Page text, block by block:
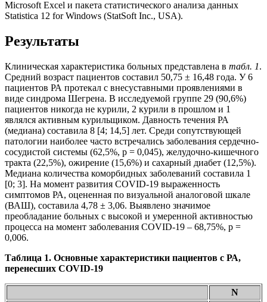
Microsoft Excel и пакета статистического анализа данных
Statistica 12 for Windows (StatSoft Inc., USA).
Результаты
Клиническая характеристика больных представлена в табл. 1.
Средний возраст пациентов составил 50,75 ± 16,48 года. У 6
пациентов РА протекал с внесуставными проявлениями в
виде синдрома Шегрена. В исследуемой группе 29 (90,6%)
пациентов никогда не курили, 2 курили в прошлом и 1
являлся активным курильщиком. Давность течения РА
(медиана) составила 8 [4; 14,5] лет. Среди сопутствующей
патологии наиболее часто встречались заболевания сердечно-
сосудистой системы (62,5%, р = 0,045), желудочно-кишечного
тракта (22,5%), ожирение (15,6%) и сахарный диабет (12,5%).
Медиана количества коморбидных заболеваний составила 1
[0; 3]. На момент развития COVID-19 выраженность
симптомов РА, оцененная по визуальной аналоговой шкале
(ВАШ), составила 4,78 ± 3,06. Выявлено значимое
преобладание больных с высокой и умеренной активностью
процесса на момент заболевания COVID-19 – 68,75%, р =
0,006.
Таблица 1. Основные характеристики пациентов с РА,
перенесших COVID-19
N